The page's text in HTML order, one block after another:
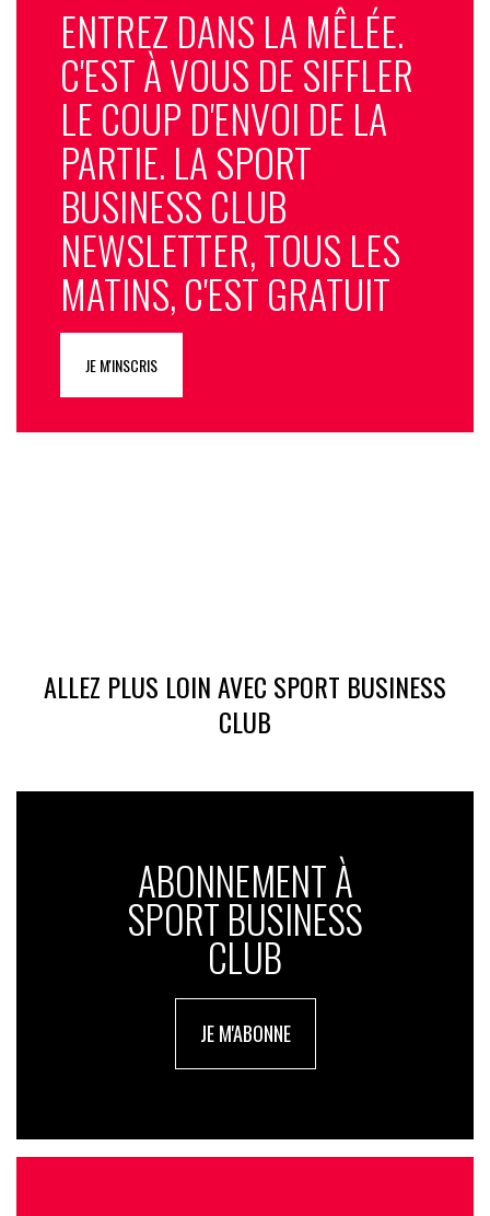
ENTREZ DANS LA MÊLÉE.
C'EST À VOUS DE SIFFLER
LE COUP D'ENVOI DE LA
PARTIE. LA SPORT
BUSINESS CLUB
NEWSLETTER, TOUS LES
MATINS, C'EST GRATUIT
JE M'INSCRIS
ALLEZ PLUS LOIN AVEC SPORT BUSINESS
CLUB
ABONNEMENT À
SPORT BUSINESS
CLUB
JE M'ABONNE